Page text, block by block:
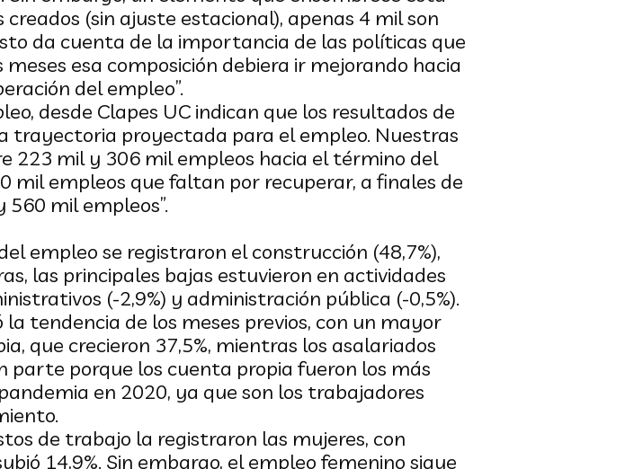
(sin ajuste estacional), apenas 4 mil son
da cuenta de la importancia de las políticas que
esa composición debiera ir mejorando hacia
del empleo”.
desde Clapes UC indican que los resultados de
trayectoria proyectada para el empleo. Nuestras
223 mil y 306 mil empleos hacia el término del
mil empleos que faltan por recuperar, a finales de
mil empleos”.
empleo se registraron el construcción (48,7%),
las principales bajas estuvieron en actividades
(-2,9%) y administración pública (-0,5%).
tendencia de los meses previos, con un mayor
que crecieron 37,5%, mientras los asalariados
parte porque los cuenta propia fueron los más
en 2020, ya que son los trabajadores
de trabajo la registraron las mujeres, con
14,9%. Sin embargo, el empleo femenino sigue